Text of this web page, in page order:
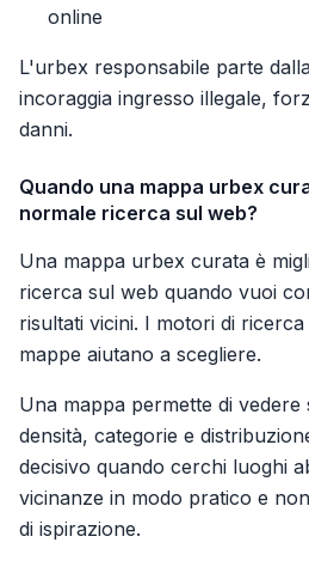
online
L'urbex responsabile parte
incoraggia ingresso illegale,
danni.
Quando una mappa urbex
normale ricerca sul web?
Una mappa urbex curata è
ricerca sul web quando vuoi
risultati vicini. I motori di
mappe aiutano a scegliere.
Una mappa permette di vedere
densità, categorie e
decisivo quando cerchi luoghi
vicinanze in modo pratico e
di ispirazione.